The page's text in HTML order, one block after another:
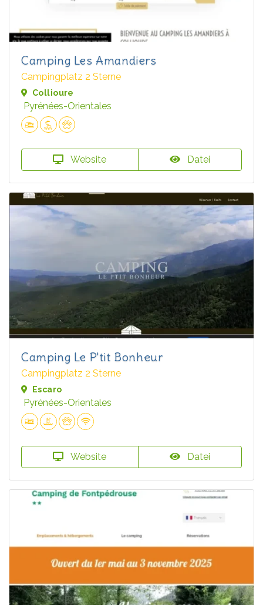
Camping Les Amandiers
Campingplatz 2 Sterne
Collioure
Pyrénées-Orientales
Website Datei
Camping Le P'tit Bonheur
Campingplatz 2 Sterne
Escaro
Pyrénées-Orientales
Website Datei